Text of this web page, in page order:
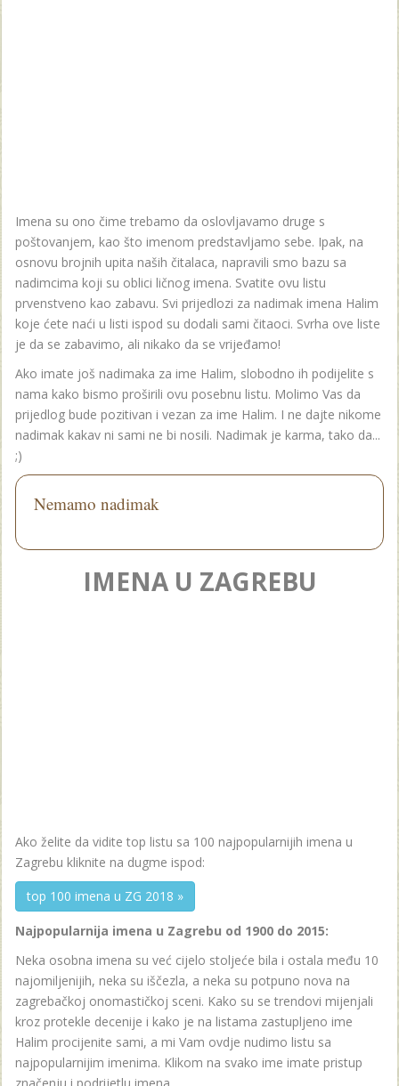
Imena su ono čime trebamo da oslovljavamo druge s
poštovanjem, kao što imenom predstavljamo sebe. Ipak, na
osnovu brojnih upita naših čitalaca, napravili smo bazu sa
nadimcima koji su oblici ličnog imena. Svatite ovu listu
prvenstveno kao zabavu. Svi prijedlozi za nadimak imena Halim
koje ćete naći u listi ispod su dodali sami čitaoci. Svrha ove liste
je da se zabavimo, ali nikako da se vrijeđamo!
Ako imate još nadimaka za ime Halim, slobodno ih podijelite s
nama kako bismo proširili ovu posebnu listu. Molimo Vas da
prijedlog bude pozitivan i vezan za ime Halim. I ne dajte nikome
nadimak kakav ni sami ne bi nosili. Nadimak je karma, tako da...
;)
Nemamo nadimak
IMENA U ZAGREBU
Ako želite da vidite top listu sa 100 najpopularnijih imena u
Zagrebu kliknite na dugme ispod:
top 100 imena u ZG 2018 »
Najpopularnija imena u Zagrebu od 1900 do 2015:
Neka osobna imena su već cijelo stoljeće bila i ostala među 10
najomiljenijih, neka su iščezla, a neka su potpuno nova na
zagrebačkoj onomastičkoj sceni. Kako su se trendovi mijenjali
kroz protekle decenije i kako je na listama zastupljeno ime
Halim procijenite sami, a mi Vam ovdje nudimo listu sa
najpopularnijim imenima. Klikom na svako ime imate pristup
značenju i podrijetlu imena